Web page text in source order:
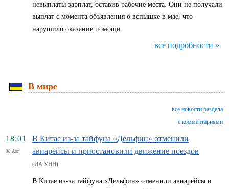
невыплаты зарплат, оставив рабочие места. Они не получали
выплат с момента объявления о вспышке в мае, что
нарушило оказание помощи.
все подробности »
В мире
все новости раздела
с комментариями
18:01
08 Авг
В Китае из-за тайфуна «Дельфин» отменили
авиарейсы и приостановили движение поездов
(ИА УНН)
В Китае из-за тайфуна «Дельфин» отменили авиарейсы и